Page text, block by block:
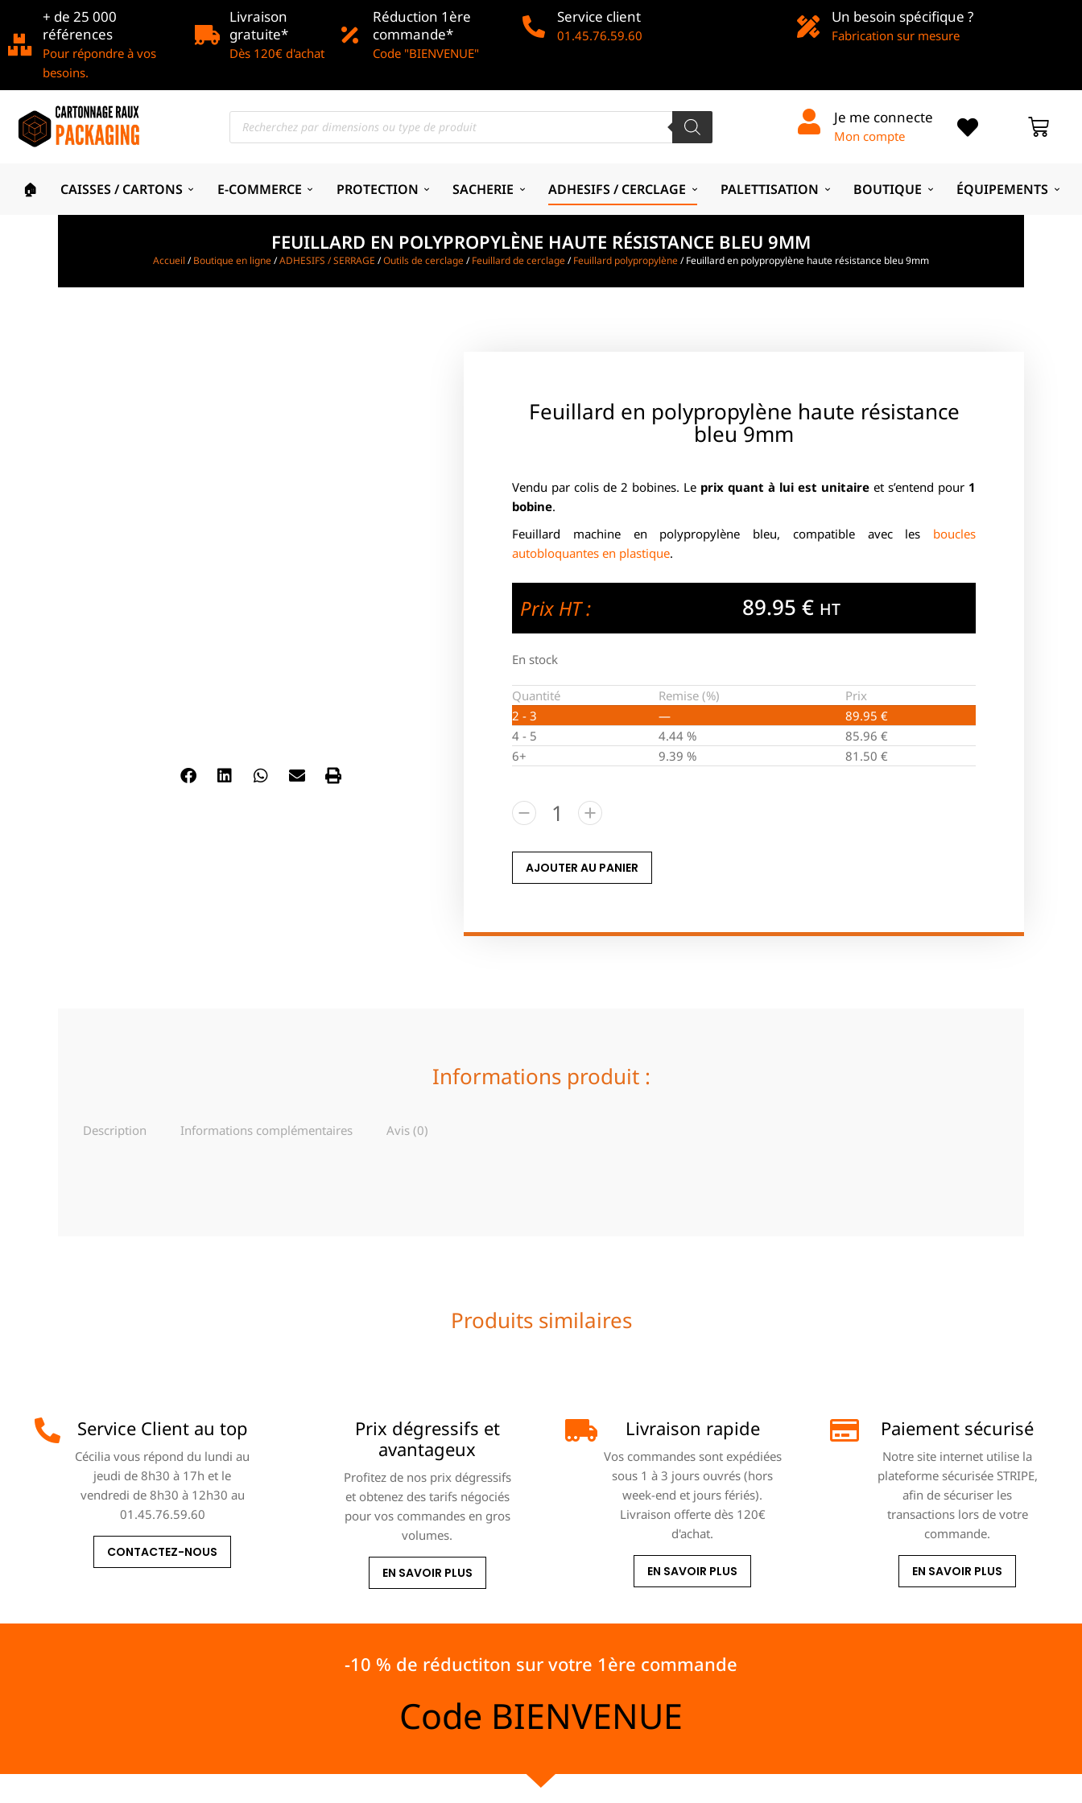
+ de 25 000
références
Pour répondre à vos
besoins.
Livraison
gratuite*
Dès 120€ d'achat
Réduction 1ère
commande*
Code "BIENVENUE"
Service client
01.45.76.59.60
Un besoin spécifique ?
Fabrication sur mesure
Je me connecte
Mon compte
🏠 CAISSES / CARTONS E-COMMERCE PROTECTION SACHERIE ADHESIFS / CERCLAGE PALETTISATION BOUTIQUE ÉQUIPEMENTS
FEUILLARD EN POLYPROPYLÈNE HAUTE RÉSISTANCE BLEU 9MM
Accueil /Boutique en ligne/ADHESIFS / SERRAGE /Outils de cerclage/Feuillard de cerclage/Feuillard polypropylène/ Feuillard en polypropylène haute résistance bleu 9mm
Feuillard en polypropylène haute résistance
bleu 9mm
Vendu par colis de 2 bobines. Le prix quant à lui est unitaire et s’entend pour 1
bobine.
Feuillard machine en polypropylène bleu, compatible avec les boucles
autobloquantes en plastique.
Prix HT : 89.95€ HT
En stock
Quantité Remise (%)
Prix
2 - 3
— 89.95 €
4 - 5
4.44 % 85.96 €
6+
9.39 % 81.50 €
AJOUTER AU PANIER
Informations produit :
Description Informations complémentaires Avis (0)
Produits similaires
Service Client au top
Cécilia vous répond du lundi au
jeudi de 8h30 à 17h et le
vendredi de 8h30 à 12h30 au
01.45.76.59.60
CONTACTEZ-NOUS
Prix dégressifs et
avantageux
Profitez de nos prix dégressifs
et obtenez des tarifs négociés
pour vos commandes en gros
volumes.
EN SAVOIR PLUS
Livraison rapide
Vos commandes sont expédiées
sous 1 à 3 jours ouvrés (hors
week-end et jours fériés).
Livraison offerte dès 120€
d'achat.
EN SAVOIR PLUS
Paiement sécurisé
Notre site internet utilise la
plateforme sécurisée STRIPE,
afin de sécuriser les
transactions lors de votre
commande.
EN SAVOIR PLUS
-10 % de réductiton sur votre 1ère commande
Code BIENVENUE